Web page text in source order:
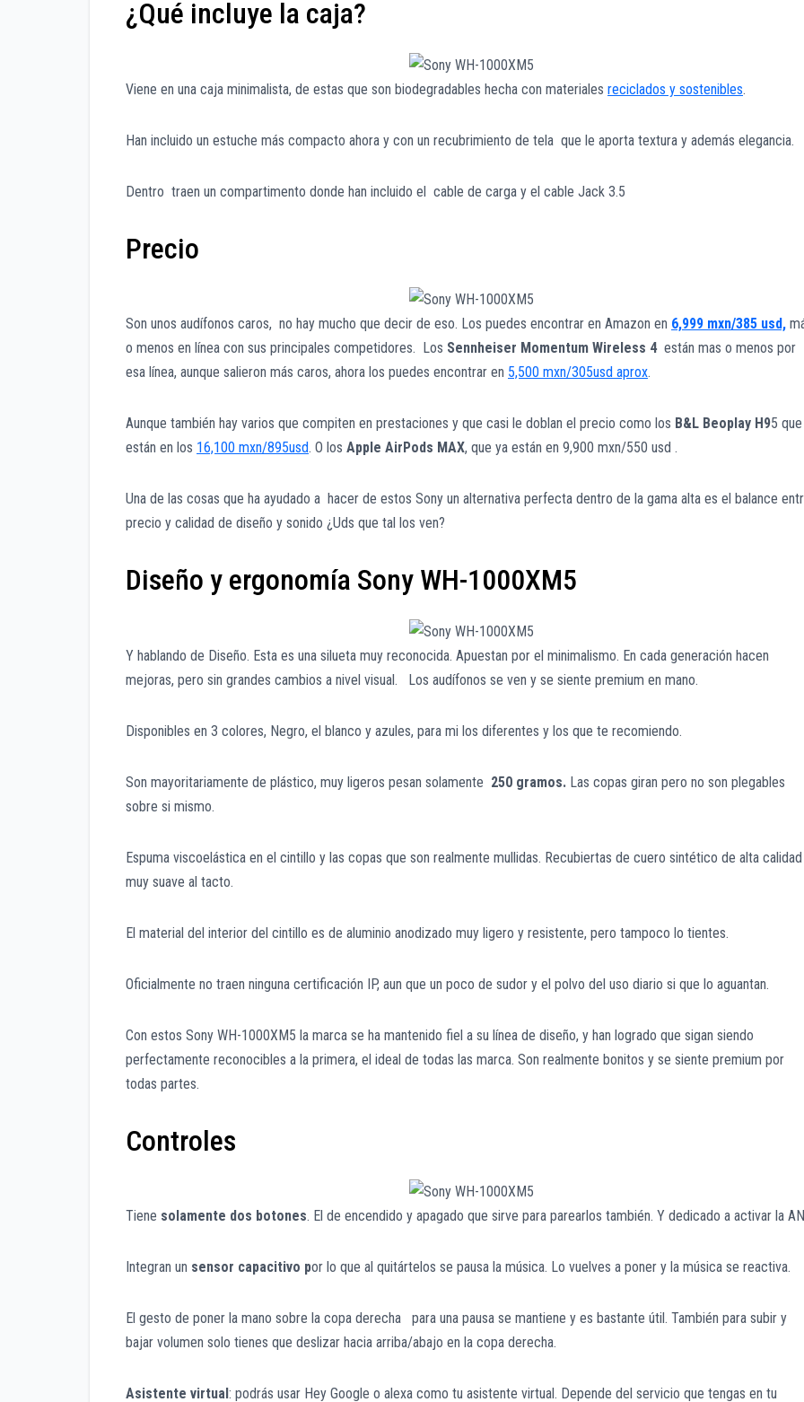
¿Qué incluye la caja?
Viene en una caja minimalista, de estas que son biodegradables hecha con materiales reciclados y sostenibles.
Han incluido un estuche más compacto ahora y con un recubrimiento de tela que le aporta textura y además elegancia.
Dentro traen un compartimento donde han incluido el cable de carga y el cable Jack 3.5
Precio
Son unos audífonos caros, no hay mucho que decir de eso. Los puedes encontrar en Amazon en 6,999 mxn/385 usd,
o menos en línea con sus principales competidores. Los Sennheiser Momentum Wireless 4están mas o menos por
esa línea, aunque salieron más caros, ahora los puedes encontrar en 5,500 mxn/305usd aprox.
Aunque también hay varios que compiten en prestaciones y que casi le doblan el precio como los B&L Beoplay H95 que
están en los 16,100 mxn/895usd. O los Apple AirPods MAX, que ya están en 9,900 mxn/550 usd .
Una de las cosas que ha ayudado a hacer de estos Sony un alternativa perfecta dentro de la gama alta es el balance
precio y calidad de diseño y sonido ¿Uds que tal los ven?
Diseño y ergonomía Sony WH-1000XM5
Y hablando de Diseño. Esta es una silueta muy reconocida. Apuestan por el minimalismo. En cada generación hacen
mejoras, pero sin grandes cambios a nivel visual. Los audífonos se ven y se siente premium en mano.
Disponibles en 3 colores, Negro, el blanco y azules, para mi los diferentes y los que te recomiendo.
Son mayoritariamente de plástico, muy ligeros pesan solamente 250 gramos. Las copas giran pero no son plegables
sobre si mismo.
Espuma viscoelástica en el cintillo y las copas que son realmente mullidas. Recubiertas de cuero sintético de alta calidad
muy suave al tacto.
El material del interior del cintillo es de aluminio anodizado muy ligero y resistente, pero tampoco lo tientes.
Oficialmente no traen ninguna certificación IP, aun que un poco de sudor y el polvo del uso diario si que lo aguantan.
Con estos Sony WH-1000XM5 la marca se ha mantenido fiel a su línea de diseño, y han logrado que sigan siendo
perfectamente reconocibles a la primera, el ideal de todas las marca. Son realmente bonitos y se siente premium por
todas partes.
Controles
Tiene solamente dos botones. El de encendido y apagado que sirve para parearlos también. Y dedicado a activar la
Integran un sensor capacitivo por lo que al quitártelos se pausa la música. Lo vuelves a poner y la música se reactiva.
El gesto de poner la mano sobre la copa derecha para una pausa se mantiene y es bastante útil. También para subir y
bajar volumen solo tienes que deslizar hacia arriba/abajo en la copa derecha.
Asistente virtual: podrás usar Hey Google o alexa como tu asistente virtual. Depende del servicio que tengas en tu